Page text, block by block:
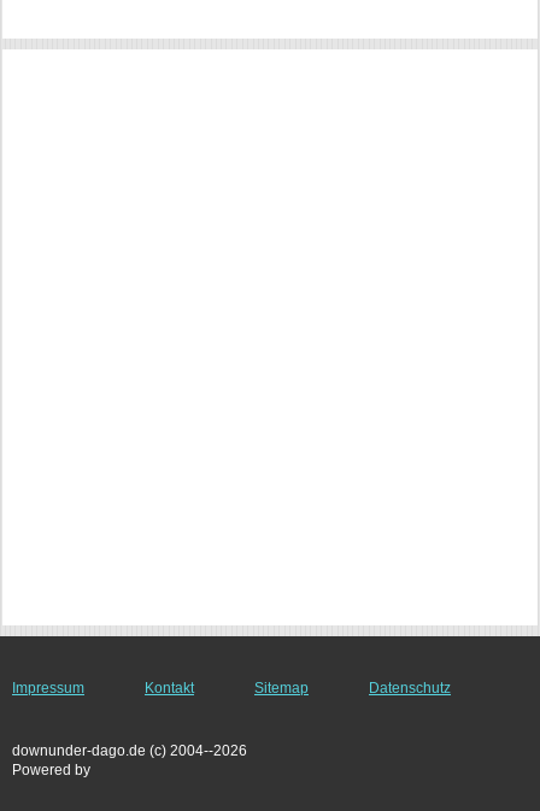
Impressum Kontakt Sitemap Datenschutz
downunder-dago.de (c) 2004--2026
Powered by